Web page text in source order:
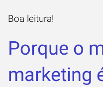
Boa leitura!
Porque o
marketing